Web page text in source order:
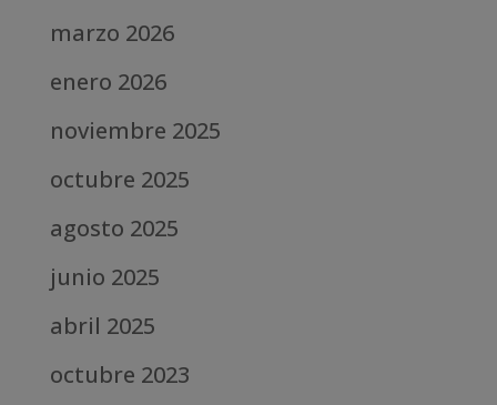
marzo 2026
enero 2026
noviembre 2025
octubre 2025
agosto 2025
junio 2025
abril 2025
octubre 2023